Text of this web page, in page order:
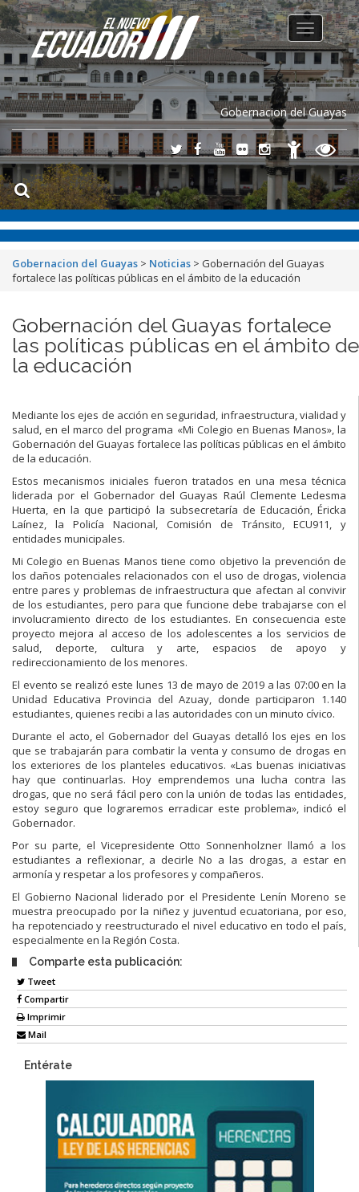
Gobernacion del Guayas
Toggle
navigation
Gobernacion del Guayas > Noticias > Gobernación del Guayas
fortalece las políticas públicas en el ámbito de la educación
Gobernación del Guayas fortalece
las políticas públicas en el ámbito de
la educación
Mediante los ejes de acción en seguridad, infraestructura, vialidad y
salud, en el marco del programa «Mi Colegio en Buenas Manos», la
Gobernación del Guayas fortalece las políticas públicas en el ámbito
de la educación.
Estos mecanismos iniciales fueron tratados en una mesa técnica
liderada por el Gobernador del Guayas Raúl Clemente Ledesma
Huerta, en la que participó la subsecretaría de Educación, Éricka
Laínez, la Policía Nacional, Comisión de Tránsito, ECU911, y
entidades municipales.
Mi Colegio en Buenas Manos tiene como objetivo la prevención de
los daños potenciales relacionados con el uso de drogas, violencia
entre pares y problemas de infraestructura que afectan al convivir
de los estudiantes, pero para que funcione debe trabajarse con el
involucramiento directo de los estudiantes. En consecuencia este
proyecto mejora al acceso de los adolescentes a los servicios de
salud, deporte, cultura y arte, espacios de apoyo y
redireccionamiento de los menores.
El evento se realizó este lunes 13 de mayo de 2019 a las 07:00 en la
Unidad Educativa Provincia del Azuay, donde participaron 1.140
estudiantes, quienes recibi a las autoridades con un minuto cívico.
Durante el acto, el Gobernador del Guayas detalló los ejes en los
que se trabajarán para combatir la venta y consumo de drogas en
los exteriores de los planteles educativos. «Las buenas iniciativas
hay que continuarlas. Hoy emprendemos una lucha contra las
drogas, que no será fácil pero con la unión de todas las entidades,
estoy seguro que lograremos erradicar este problema», indicó el
Gobernador.
Por su parte, el Vicepresidente Otto Sonnenholzner llamó a los
estudiantes a reflexionar, a decirle No a las drogas, a estar en
armonía y respetar a los profesores y compañeros.
El Gobierno Nacional liderado por el Presidente Lenín Moreno se
muestra preocupado por la niñez y juventud ecuatoriana, por eso,
ha repotenciado y reestructurado el nivel educativo en todo el país,
especialmente en la Región Costa.
Comparte esta publicación:
Tweet
Compartir
Imprimir
Mail
Entérate